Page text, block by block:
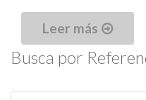
Leer más
Busca por